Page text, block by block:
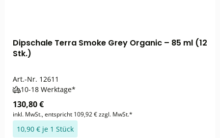
Dipschale Terra Smoke Grey Organic – 85 ml (12
Stk.)
Art.-Nr. 12611
10-18 Werktage*
130,80 €
inkl. MwSt., entspricht 109,92 € zzgl. MwSt.*
10,90 € je 1 Stück